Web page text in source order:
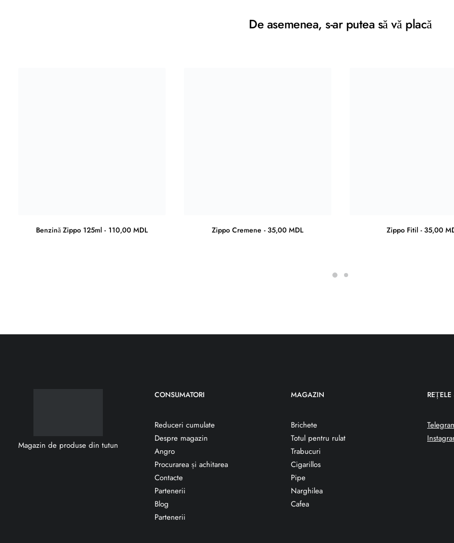
De asemenea, s-ar putea să vă placă
Benzină Zippo 125ml 110,00 MDL Zippo Cremene 35,00MDL Zippo Fitil 35,00
Magazin de produse din tutun
CONSUMATORI
Reduceri cumulate
Despre magazin
Angro
Procurarea și achitarea
Contacte
Partenerii
Blog
Partenerii
MAGAZIN
Brichete
Totul pentru rulat
Trabucuri
Cigarillos
Pipe
Narghilea
Cafea